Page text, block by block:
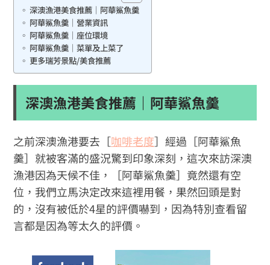
深澳漁港美食推薦｜阿華鯊魚羹
阿華鯊魚羹｜營業資訊
阿華鯊魚羹｜座位環境
阿華鯊魚羹｜菜單及上菜了
更多瑞芳景點/美食推薦
深澳漁港美食推薦｜阿華鯊魚羹
之前深澳漁港要去［咖啡老度］經過［阿華鯊魚
羹］就被客滿的盛況驚到印象深刻，這次來訪深澳
漁港因為天候不佳，［阿華鯊魚羹］竟然還有空
位，我們立馬決定改來這裡用餐，果然回頭是對
的，沒有被低於4星的評價嚇到，因為特別查看留
言都是因為等太久的評價。